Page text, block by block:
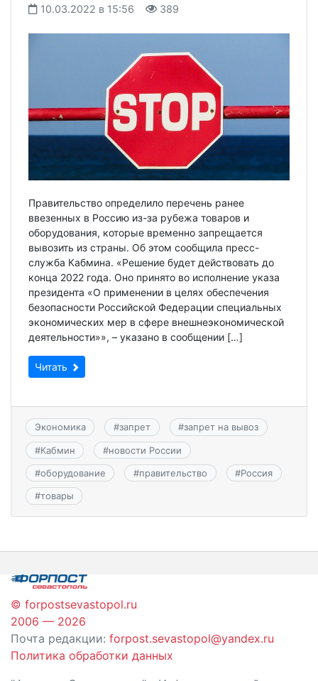
10.03.2022 в 15:56 389
Правительство определило перечень ранее
ввезенных в Россию из-за рубежа товаров и
оборудования, которые временно запрещается
вывозить из страны. Об этом сообщила пресс-
служба Кабмина. «Решение будет действовать до
конца 2022 года. Оно принято во исполнение указа
президента «О применении в целях обеспечения
безопасности Российской Федерации специальных
экономических мер в сфере внешнеэкономической
деятельности»», – указано в сообщении […]
Читать
Экономика #запрет #запрет на вывоз
#Кабмин #новости России
#оборудование #правительство #Россия
#товары
© forpostsevastopol.ru
2006 — 2026
Почта редакции: forpost.sevastopol@yandex.ru
Политика обработки данных